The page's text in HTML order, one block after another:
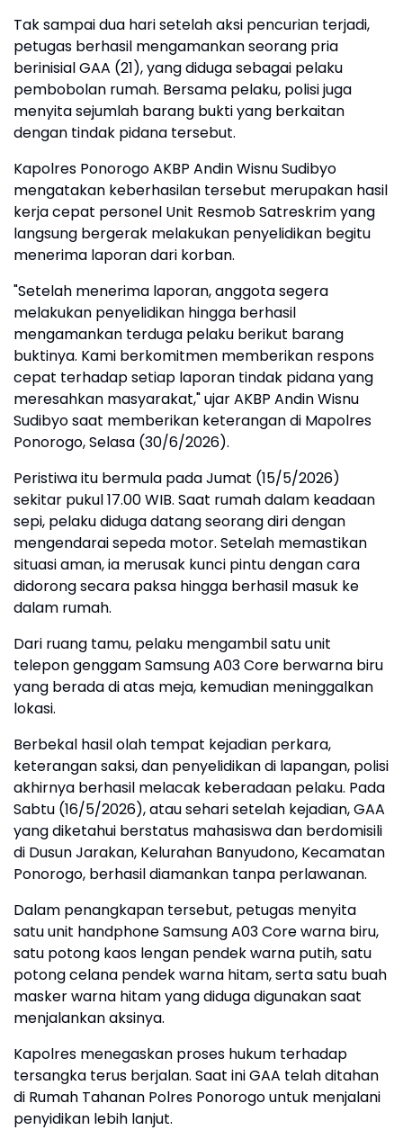
Tak sampai dua hari setelah aksi pencurian terjadi,
petugas berhasil mengamankan seorang pria
berinisial GAA (21), yang diduga sebagai pelaku
pembobolan rumah. Bersama pelaku, polisi juga
menyita sejumlah barang bukti yang berkaitan
dengan tindak pidana tersebut.
Kapolres Ponorogo AKBP Andin Wisnu Sudibyo
mengatakan keberhasilan tersebut merupakan hasil
kerja cepat personel Unit Resmob Satreskrim yang
langsung bergerak melakukan penyelidikan begitu
menerima laporan dari korban.
"Setelah menerima laporan, anggota segera
melakukan penyelidikan hingga berhasil
mengamankan terduga pelaku berikut barang
buktinya. Kami berkomitmen memberikan respons
cepat terhadap setiap laporan tindak pidana yang
meresahkan masyarakat," ujar AKBP Andin Wisnu
Sudibyo saat memberikan keterangan di Mapolres
Ponorogo, Selasa (30/6/2026).
Peristiwa itu bermula pada Jumat (15/5/2026)
sekitar pukul 17.00 WIB. Saat rumah dalam keadaan
sepi, pelaku diduga datang seorang diri dengan
mengendarai sepeda motor. Setelah memastikan
situasi aman, ia merusak kunci pintu dengan cara
didorong secara paksa hingga berhasil masuk ke
dalam rumah.
Dari ruang tamu, pelaku mengambil satu unit
telepon genggam Samsung A03 Core berwarna biru
yang berada di atas meja, kemudian meninggalkan
lokasi.
Berbekal hasil olah tempat kejadian perkara,
keterangan saksi, dan penyelidikan di lapangan, polisi
akhirnya berhasil melacak keberadaan pelaku. Pada
Sabtu (16/5/2026), atau sehari setelah kejadian, GAA
yang diketahui berstatus mahasiswa dan berdomisili
di Dusun Jarakan, Kelurahan Banyudono, Kecamatan
Ponorogo, berhasil diamankan tanpa perlawanan.
Dalam penangkapan tersebut, petugas menyita
satu unit handphone Samsung A03 Core warna biru,
satu potong kaos lengan pendek warna putih, satu
potong celana pendek warna hitam, serta satu buah
masker warna hitam yang diduga digunakan saat
menjalankan aksinya.
Kapolres menegaskan proses hukum terhadap
tersangka terus berjalan. Saat ini GAA telah ditahan
di Rumah Tahanan Polres Ponorogo untuk menjalani
penyidikan lebih lanjut.